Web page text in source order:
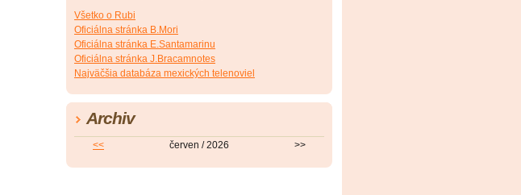
Všetko o Rubi
Oficiálna stránka B.Mori
Oficiálna stránka E.Santamarinu
Oficiálna stránka J.Bracamnotes
Najväčšia databáza mexických telenoviel
Archiv
<< červen / 2026 >>